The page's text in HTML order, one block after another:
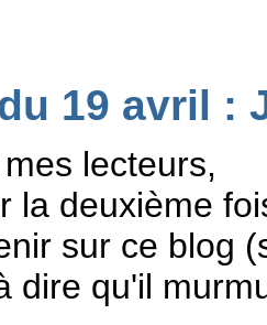
19 avril :
lecteurs,
la deuxième
sur ce blog
dire qu'il